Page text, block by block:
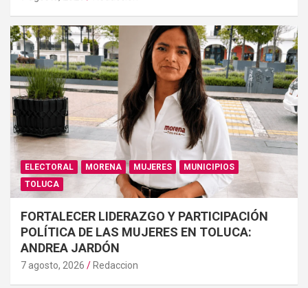
ELECTORAL MORENA MUJERES
MUNICIPIOS
TOLUCA
FORTALECER LIDERAZGO Y PARTICIPACIÓN
POLÍTICA DE LAS MUJERES EN TOLUCA:
ANDREA JARDÓN
7 agosto, 2026 Redaccion